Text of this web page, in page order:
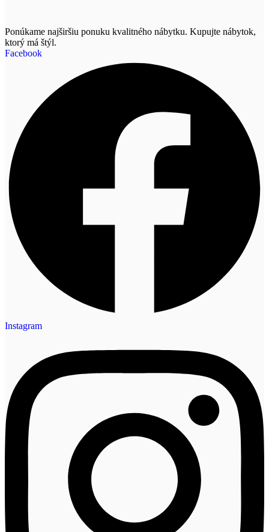
Ponúkame najširšiu ponuku kvalitného nábytku. Kupujte nábytok,
ktorý má štýl.
Facebook
Instagram